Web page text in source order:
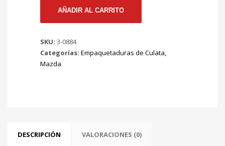
CULATA
MAZDA
12
VALV
88/92
F2
AÑADIR AL CARRITO
SKU: 3-0884
Categorías: Empaquetaduras de Culata,
Mazda
DESCRIPCIÓN VALORACIONES (0)